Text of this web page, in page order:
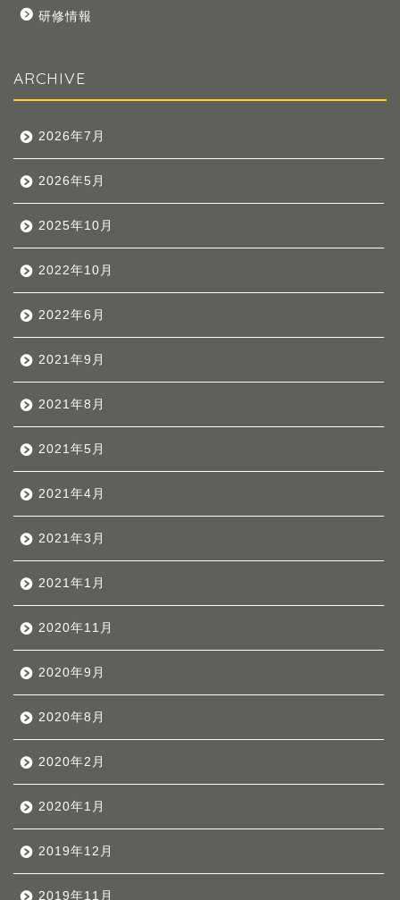
研修情報
ARCHIVE
2026年7月
2026年5月
2025年10月
2022年10月
2022年6月
2021年9月
2021年8月
2021年5月
2021年4月
2021年3月
2021年1月
2020年11月
2020年9月
2020年8月
2020年2月
2020年1月
2019年12月
2019年11月